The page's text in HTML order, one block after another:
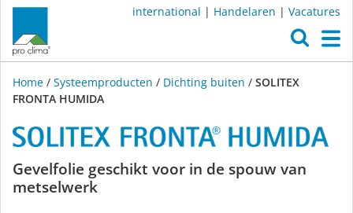
international | Handelaren | Vacatures
Home / Systeemproducten / Dichting buiten / SOLITEX
FRONTA HUMIDA
SOLITEX
Gevelfolie geschikt voor in de spouw van
metselwerk